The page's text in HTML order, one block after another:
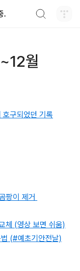
.
월
구되었던 기록
팡이 제거
(영상 보면 쉬움)
(#예초기안전날)